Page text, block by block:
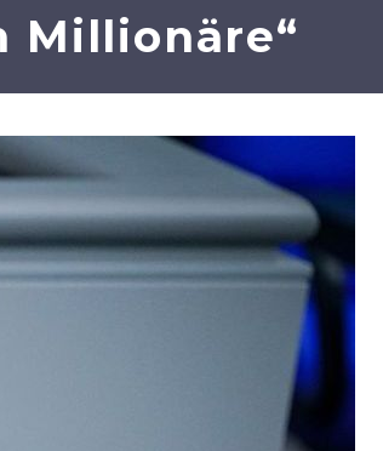
Millionäre“